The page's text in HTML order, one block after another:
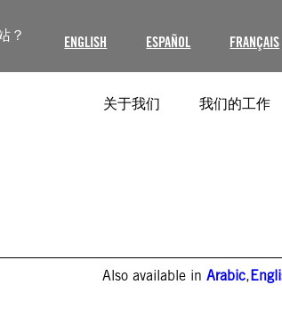
？ ENGLISH ESPAÑOL FRANÇAIS
关于我们 我们的工作
Also available inArabic,